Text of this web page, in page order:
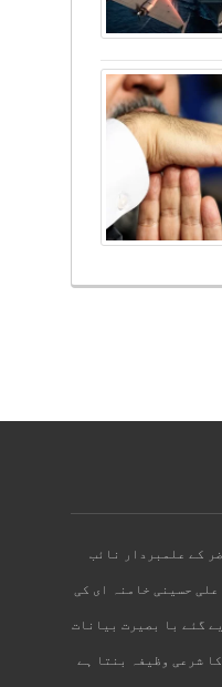
کے علمبردار نائب
حسینی خامنہ ای کی
گئے با بصیرت بیانات
شرعی وظیفہ بنتا ہے